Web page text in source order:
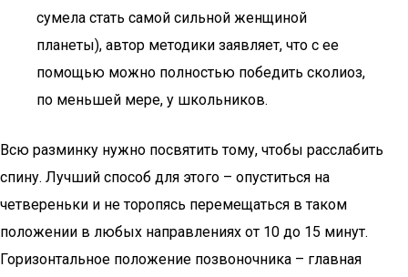
сумела стать самой сильной женщиной
планеты), автор методики заявляет, что с ее
помощью можно полностью победить сколиоз,
по меньшей мере, у школьников.
Всю разминку нужно посвятить тому, чтобы расслабить
спину. Лучший способ для этого – опуститься на
четвереньки и не торопясь перемещаться в таком
положении в любых направлениях от 10 до 15 минут.
Горизонтальное положение позвоночника – главная